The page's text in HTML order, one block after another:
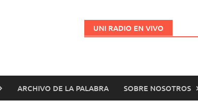
UNI RADIO EN VIVO
ARCHIVO DE LA PALABRA SOBRE NOSOTROS